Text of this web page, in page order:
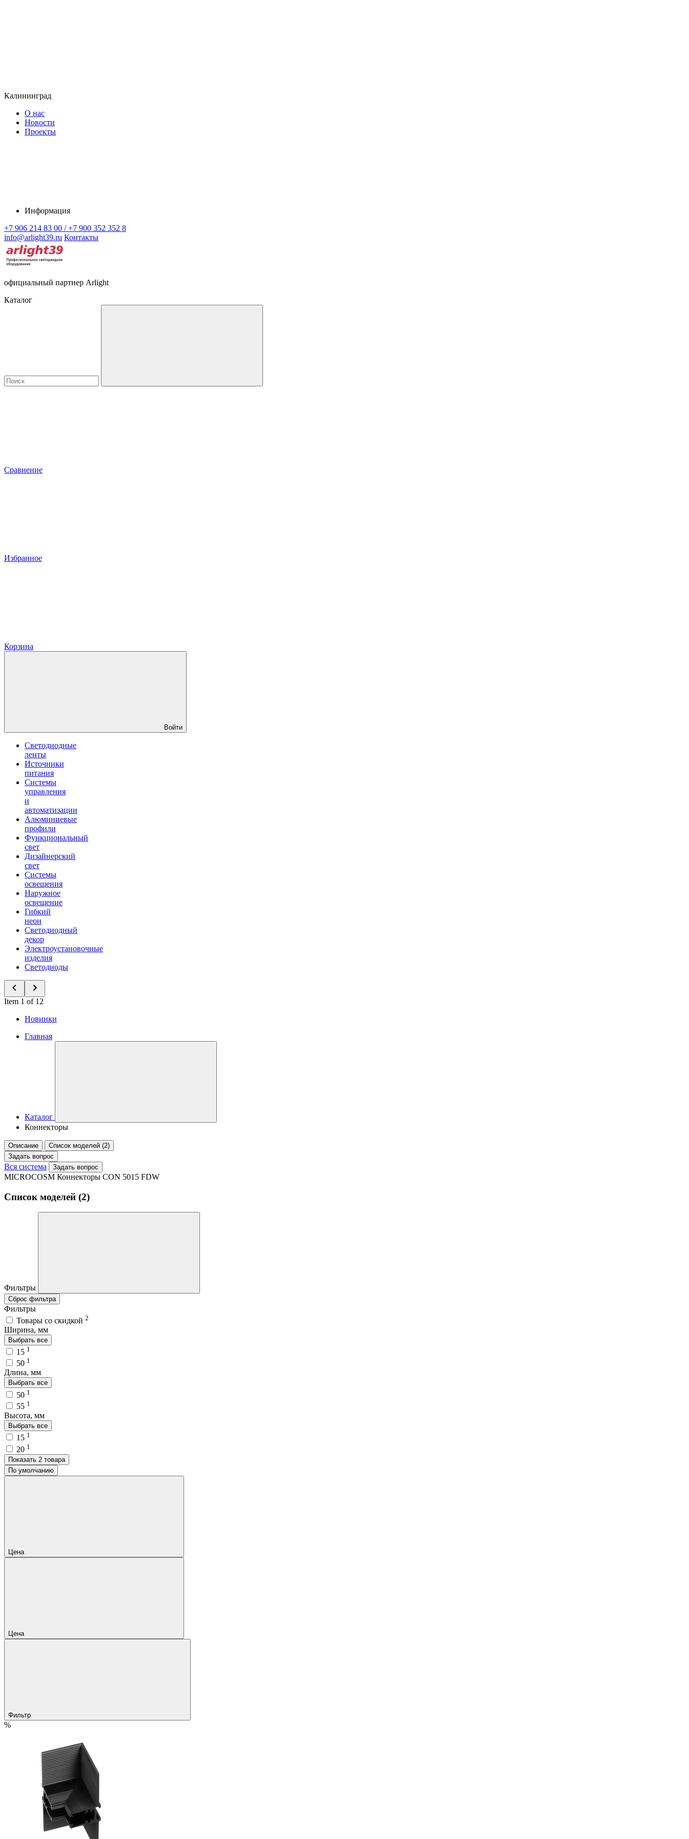
Калининград
О нас
Новости
Проекты
Информация
+7 906 214 83 00 / +7 900 352 352 8
info@arlight39.ru Контакты
официальный партнер Arlight
Каталог
Сравнение
Избранное
Корзина
Войти
Светодиодные
ленты
Источники
питания
Системы
управления
и
автоматизации
Алюминиевые
профили
Функциональный
свет
Дизайнерский
свет
Системы
освещения
Наружное
освещение
Гибкий
неон
Светодиодный
декор
Электроустановочные
изделия
Светодиоды
Item 1 of 12
Новинки
Главная
Каталог
Коннекторы
Описание
Список моделей (2)
Задать вопрос
Вся система Задать вопрос
MICROCOSM Коннекторы CON 5015 FDW
Список моделей (2)
Фильтры
Сброс фильтра
Фильтры
Товары со скидкой 2
Ширина, мм
Выбрать все
15 1
50 1
Длина, мм
Выбрать все
50 1
55 1
Высота, мм
Выбрать все
15 1
20 1
Показать 2 товара
По умолчанию
Цена
Цена
Фильтр
%